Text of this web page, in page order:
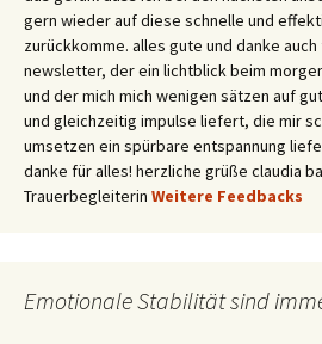
gern wieder auf diese schnelle und
zurückkomme. alles gute und danke
newsletter, der ein lichtblick beim
und der mich mich wenigen sätzen auf
und gleichzeitig impulse liefert, die mir
umsetzen ein spürbare entspannung
danke für alles! herzliche grüße claudia
Trauerbegleiterin Weitere Feedbacks
Emotionale Stabilität sind